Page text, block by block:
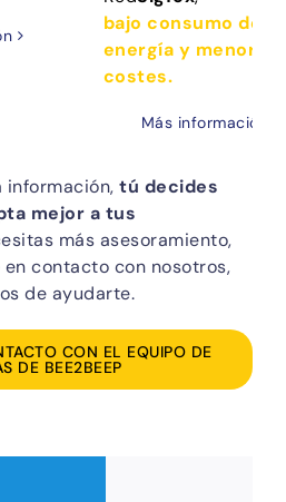
bajo consumo de
energía y menores
costes.
Más información
tú decides
mejor a tus
más asesoramiento,
contacto con nosotros,
de ayudarte.
CON EL EQUIPO DE
DE BEE2BEEP